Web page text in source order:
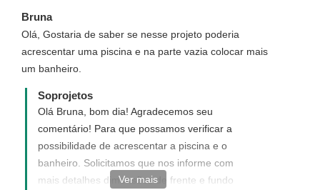
Bruna
Olá, Gostaria de saber se nesse projeto poderia
acrescentar uma piscina e na parte vazia colocar mais
um banheiro.
Soprojetos
Olá Bruna, bom dia! Agradecemos seu
comentário! Para que possamos verificar a
possibilidade de acrescentar a piscina e o
banheiro. Solicitamos que nos informe com
mais detalhes dimensões de frente e fundo
Ver mais